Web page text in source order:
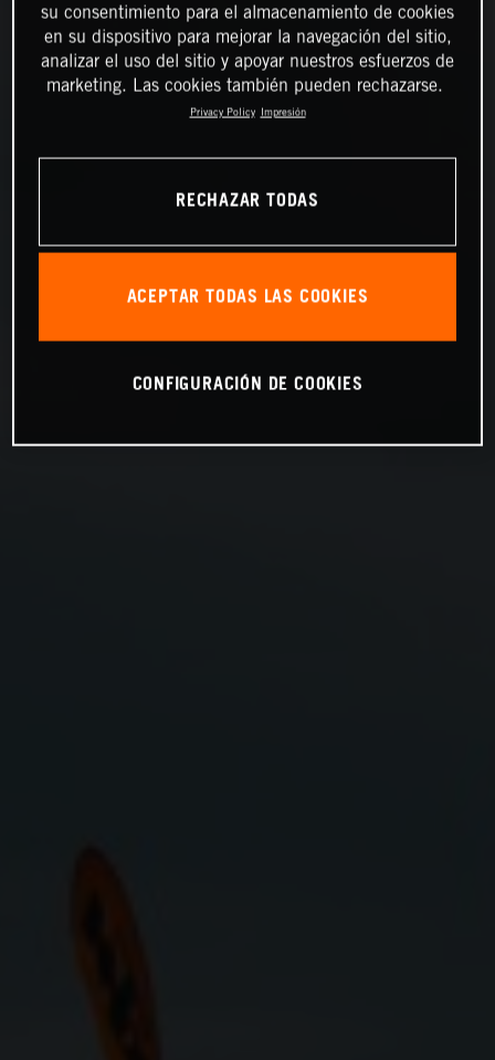
su consentimiento para el almacenamiento de cookies
en su dispositivo para mejorar la navegación del sitio,
analizar el uso del sitio y apoyar nuestros esfuerzos de
marketing. Las cookies también pueden rechazarse.
Privacy Policy Impresión
RECHAZAR TODAS
ACEPTAR TODAS LAS COOKIES
CONFIGURACIÓN DE COOKIES